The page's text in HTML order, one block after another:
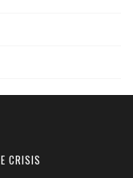
CRISIS